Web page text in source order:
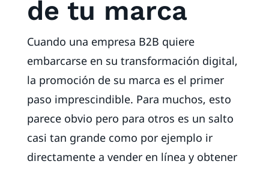
de tu marca
Cuando una empresa B2B quiere
embarcarse en su transformación digital,
la promoción de su marca es el primer
paso imprescindible. Para muchos, esto
parece obvio pero para otros es un salto
casi tan grande como por ejemplo ir
directamente a vender en línea y obtener